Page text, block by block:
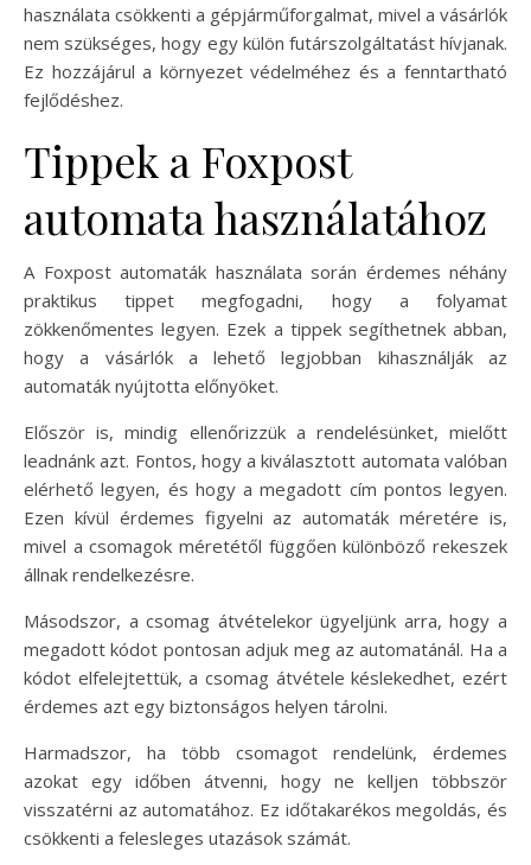
használata csökkenti a gépjárműforgalmat, mivel a vásárlók
nem szükséges, hogy egy külön futárszolgáltatást hívjanak.
Ez hozzájárul a környezet védelméhez és a fenntartható
fejlődéshez.
Tippek a Foxpost
automata használatához
A Foxpost automaták használata során érdemes néhány
praktikus tippet megfogadni, hogy a folyamat
zökkenőmentes legyen. Ezek a tippek segíthetnek abban,
hogy a vásárlók a lehető legjobban kihasználják az
automaták nyújtotta előnyöket.
Először is, mindig ellenőrizzük a rendelésünket, mielőtt
leadnánk azt. Fontos, hogy a kiválasztott automata valóban
elérhető legyen, és hogy a megadott cím pontos legyen.
Ezen kívül érdemes figyelni az automaták méretére is,
mivel a csomagok méretétől függően különböző rekeszek
állnak rendelkezésre.
Másodszor, a csomag átvételekor ügyeljünk arra, hogy a
megadott kódot pontosan adjuk meg az automatánál. Ha a
kódot elfelejtettük, a csomag átvétele késlekedhet, ezért
érdemes azt egy biztonságos helyen tárolni.
Harmadszor, ha több csomagot rendelünk, érdemes
azokat egy időben átvenni, hogy ne kelljen többször
visszatérni az automatához. Ez időtakarékos megoldás, és
csökkenti a felesleges utazások számát.